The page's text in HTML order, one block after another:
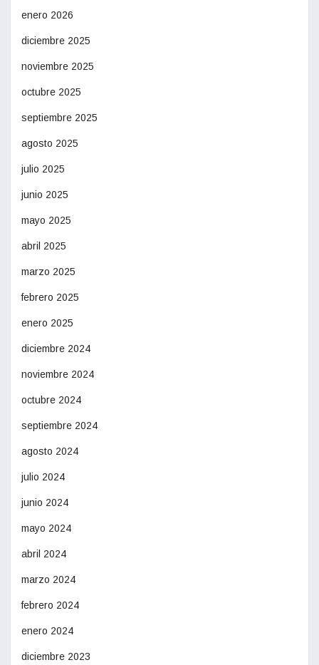
enero 2026
diciembre 2025
noviembre 2025
octubre 2025
septiembre 2025
agosto 2025
julio 2025
junio 2025
mayo 2025
abril 2025
marzo 2025
febrero 2025
enero 2025
diciembre 2024
noviembre 2024
octubre 2024
septiembre 2024
agosto 2024
julio 2024
junio 2024
mayo 2024
abril 2024
marzo 2024
febrero 2024
enero 2024
diciembre 2023